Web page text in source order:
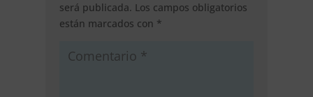
será publicada. Los campos obligatorios
están marcados con *